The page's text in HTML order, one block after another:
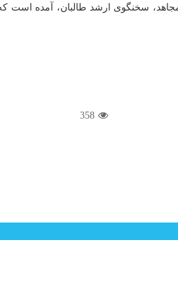
مجاهد، سخنگوی ارشد طالبان، آمده است
358